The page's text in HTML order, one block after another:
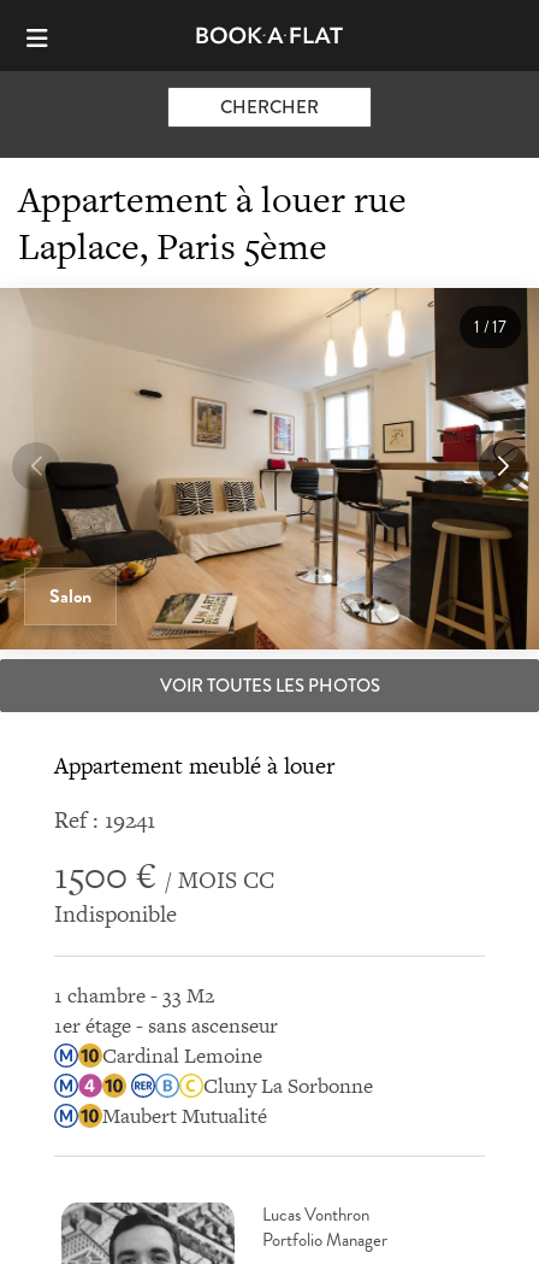
CHERCHER
Appartement à louer rue
Laplace, Paris 5ème
Salon
1/17
VOIR TOUTES LES PHOTOS
Appartement meublé à louer
Ref : 19241
1500 € / MOIS CC
Indisponible
1 chambre - 33 M2
1er étage - sans ascenseur
Cardinal Lemoine
Cluny La Sorbonne
Maubert Mutualité
Lucas Vonthron
Portfolio Manager